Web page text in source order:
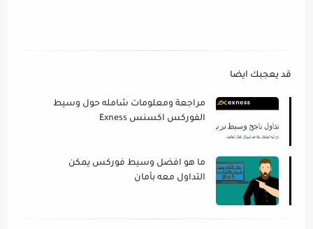
قد يعجبك ايضا
مراجعة ومعلومات شامله حول وسيط
الفوركس اكسنس Exness
ما هو افضل وسيط فوركس يمكن
التداول معه بأمان